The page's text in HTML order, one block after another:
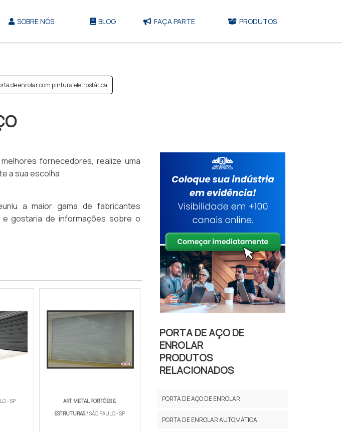
SOBRE NÓS BLOG FAÇA PARTE PRODUTOS
de enrolar com pintura eletrostática
fornecedores, realize uma
a sua escolha
a maior gama de fabricantes
e gostaria de informações sobre o
- SP
ART METAL PORTÕES E
ESTRUTURAS/ SÃO PAULO - SP
PORTA DE AÇO DE
ENROLAR
PRODUTOS
RELACIONADOS
PORTA DE AÇO DE ENROLAR
PORTA DE ENROLAR AUTOMÁTICA